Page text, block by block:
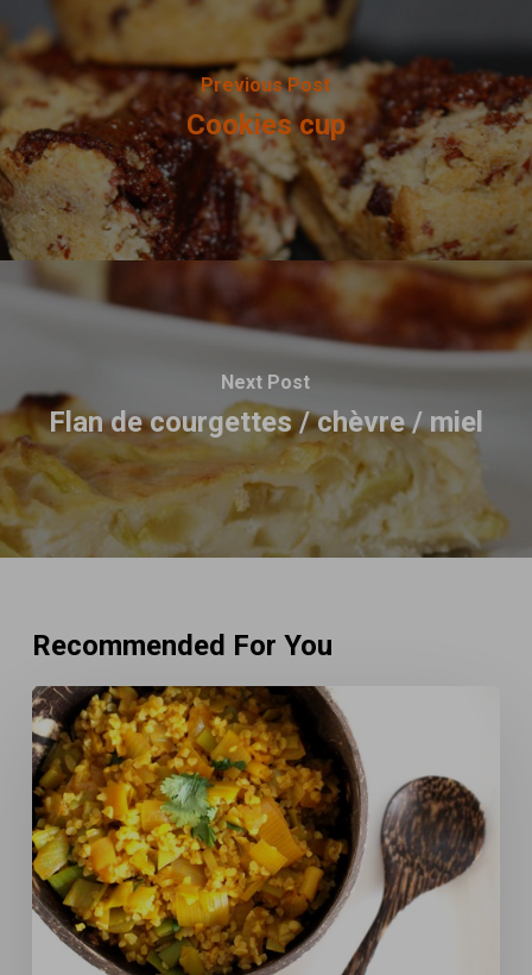
Previous Post
Cookies cup
Next Post
Flan de courgettes / chèvre / miel
Recommended For You
Mijoté
de
poireaux
aux
épices
&
boulgour